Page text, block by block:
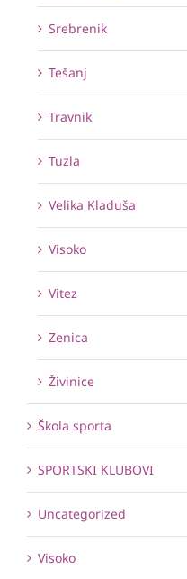
Srebrenik
Tešanj
Travnik
Tuzla
Velika Kladuša
Visoko
Vitez
Zenica
Živinice
Škola sporta
SPORTSKI KLUBOVI
Uncategorized
Visoko